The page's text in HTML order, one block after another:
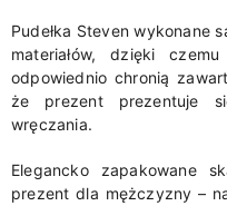
Pudełka Steven wykonane
materiałów, dzięki
odpowiednio chronią
że prezent prezentuje
wręczania.
Elegancko zapakowane
prezent dla mężczyzny –